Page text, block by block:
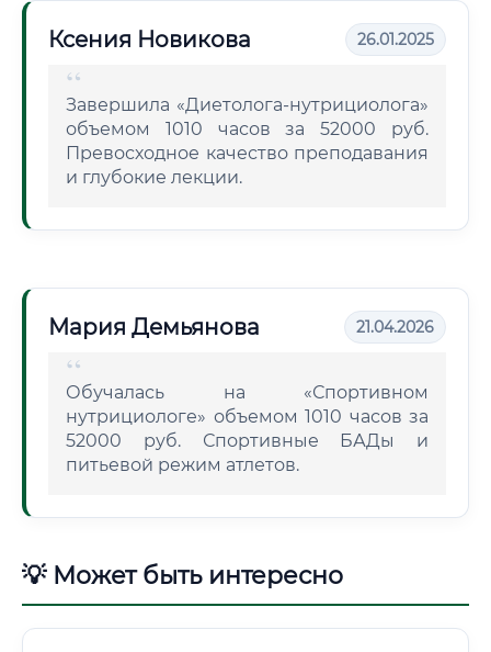
Ксения Новикова 26.01.2025
Завершила «Диетолога-нутрициолога»
объемом 1010 часов за 52000 руб.
Превосходное качество преподавания
и глубокие лекции.
Мария Демьянова 21.04.2026
Обучалась на «Спортивном
нутрициологе» объемом 1010 часов за
52000 руб. Спортивные БАДы и
питьевой режим атлетов.
💡 Может быть интересно